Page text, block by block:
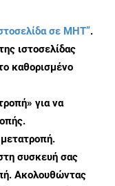
σε MHT”.
ιστοσελίδας
καθορισμένο
για να
συσκευή σας
Ακολουθώντας